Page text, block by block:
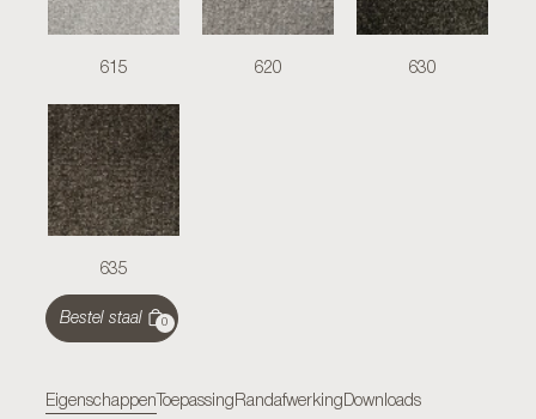
615 620 630
635
Bestel staal 0
Eigenschappen Toepassing Randafwerking Downloads